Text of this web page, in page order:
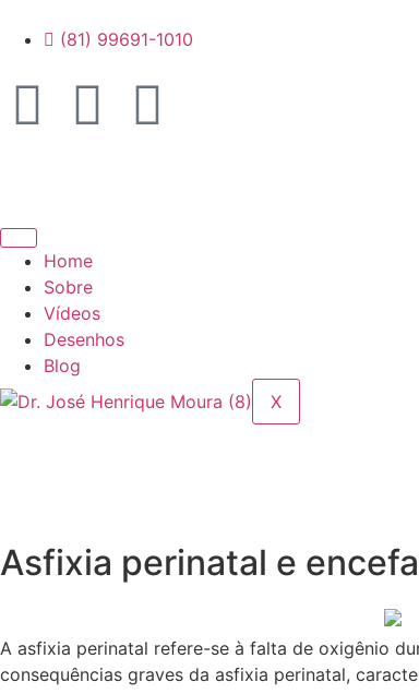
(81) 99691-1010
Home
Sobre
Vídeos
Desenhos
Blog
X
Asfixia perinatal e
A asfixia perinatal refere-se à falta de oxigênio
consequências graves da asfixia perinatal,